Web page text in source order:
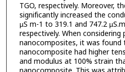
TGO, respectively. Moreover,
significantly increased the
µS m-1 to 319.1 and 747.2
respectively. When
nanocomposites, it was found
nanocomposite had higher
and modulus at 100% strain